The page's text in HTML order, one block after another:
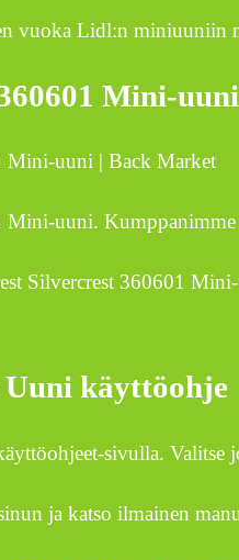
vuoka Lidl:n miniuuniin
Mini-
Mini-uuni | Back Market
Mini-uuni.
Silvercrest 360601
käyttöohje
sivulla.
ja katso ilmainen